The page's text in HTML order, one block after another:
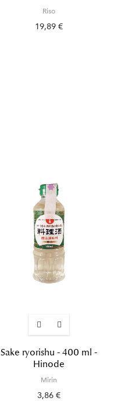
Riso
19,89 €
Sake ryorishu - 400 ml -
Hinode
Mirin
3,86 €